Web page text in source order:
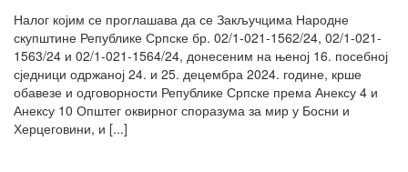
Налог којим се проглашава да се Закључцима Народне
скупштине Републике Српске бр. 02/1-021-1562/24, 02/1-021-
1563/24 и 02/1-021-1564/24, донесеним на њеној 16. посебној
сједници одржаној 24. и 25. децембра 2024. године, крше
обавезе и одговорности Републике Српске према Анексу 4 и
Анексу 10 Општег оквирног споразума за мир у Босни и
Херцеговини, и [...]